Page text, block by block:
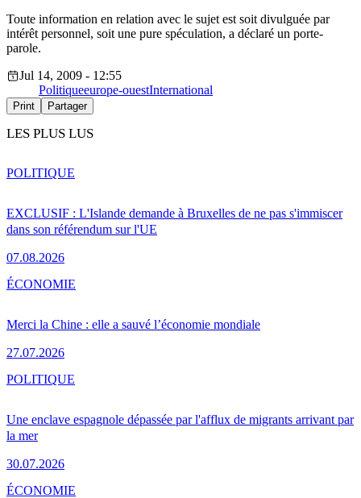
Toute information en relation avec le sujet est soit divulguée par
intérêt personnel, soit une pure spéculation, a déclaré un porte-
parole.
Jul 14, 2009 - 12:55
Politiqueeurope-ouestInternational
Print Partager
LES PLUS LUS
EXCLUSIF : L'Islande demande à Bruxelles de ne pas s'immiscer
dans son référendum sur l'UE
07.08.2026
POLITIQUE
Merci la Chine : elle a sauvé l’économie mondiale
27.07.2026
ÉCONOMIE
Une enclave espagnole dépassée par l'afflux de migrants arrivant par
la mer
30.07.2026
POLITIQUE
ÉCONOMIE